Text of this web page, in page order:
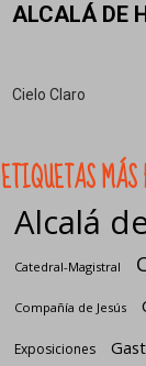
ALCALÁ DE
Cielo Claro
ETIQUETAS MÁS
Alcalá
Catedral-Magistral
Compañía de Jesús
Exposiciones